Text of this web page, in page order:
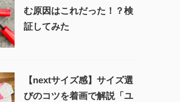
む原因はこれだった！？検
証してみた
【nextサイズ感】サイズ選
びのコツを着画で解説「ユ